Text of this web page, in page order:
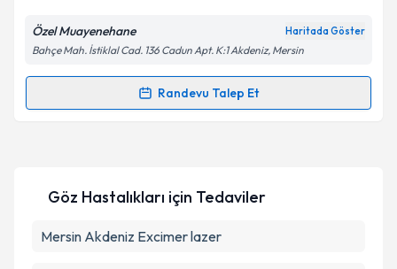
Kişisel verilerimin işlenmesine ilişkinAydınlatma
Metni'ni okudum ve kişisel verilerimin belirtilen
kapsamda işlenmesini kabul ediyorum.
Özel Muayenehane Haritada Göster
Bahçe Mah. İstiklal Cad. 136 Cadun Apt. K:1 Akdeniz, Mersin
Randevu Talep Et
Randevu Takvimi Talebi
için bir takvim hazırlandığında e-posta ile
Göz Hastalıkları için Tedaviler
Mersin Akdeniz Excimer lazer